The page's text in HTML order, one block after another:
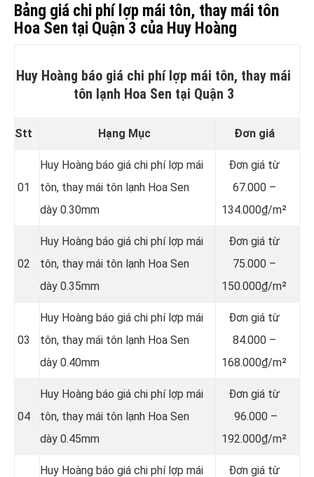
Bảng giá chi phí lợp mái tôn, thay mái tôn
Hoa Sen tại Quận 3 của Huy Hoàng
Huy Hoàng báo giá chi phí lợp mái tôn, thay mái
tôn lạnh Hoa Sen tại Quận 3
Stt Hạng Mục Đơn giá
01
Huy Hoàng báo giá chi phí lợp mái
tôn, thay mái tôn lạnh Hoa Sen
dày 0.30mm
Đơn giá từ
67.000 –
134.000₫/m²
02
Huy Hoàng báo giá chi phí lợp mái
tôn, thay mái tôn lạnh Hoa Sen
dày 0.35mm
Đơn giá từ
75.000 –
150.000₫/m²
03
Huy Hoàng báo giá chi phí lợp mái
tôn, thay mái tôn lạnh Hoa Sen
dày 0.40mm
Đơn giá từ
84.000 –
168.000₫/m²
04
Huy Hoàng báo giá chi phí lợp mái
tôn, thay mái tôn lạnh Hoa Sen
dày 0.45mm
Đơn giá từ
96.000 –
192.000₫/m²
Huy Hoàng báo giá chi phí lợp mái Đơn giá từ